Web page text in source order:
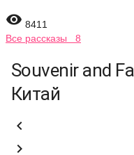
 8411
Все рассказы 8
Souvenir and
Китай

